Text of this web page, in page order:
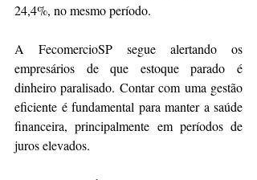
24,4%, no mesmo período.
A FecomercioSP segue alertando os
empresários de que estoque parado é
dinheiro paralisado. Contar com uma gestão
eficiente é fundamental para manter a saúde
financeira, principalmente em períodos de
juros elevados.